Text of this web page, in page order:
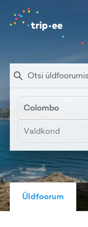
Colombo
Valdkond
Üldfoorum